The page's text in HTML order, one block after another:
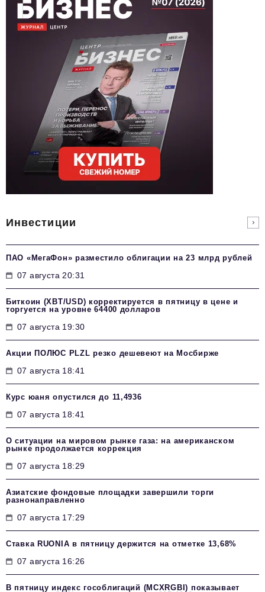
Инвестиции
ПАО «МегаФон» разместило облигации на 23 млрд рублей
07 августа 20:31
Биткоин (XBT/USD) корректируется в пятницу в цене и
торгуется на уровне 64400 долларов
07 августа 19:30
Акции ПОЛЮС PLZL резко дешевеют на Мосбирже
07 августа 18:41
Курс юаня опустился до 11,4936
07 августа 18:41
О ситуации на мировом рынке газа: на американском
рынке продолжается коррекция
07 августа 18:29
Азиатские фондовые площадки завершили торги
разнонаправленно
07 августа 17:29
Ставка RUONIA в пятницу держится на отметке 13,68%
07 августа 16:26
В пятницу индекс гособлигаций (MCXRGBI) показывает